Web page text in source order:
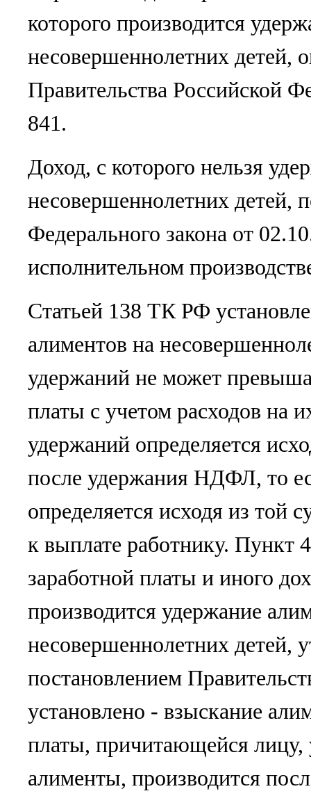
которого производится
несовершеннолетних детей,
Правительства Российской
841.
Доход, с которого нельзя
несовершеннолетних детей,
Федерального закона от
исполнительном
Статьей 138 ТК РФ
алиментов на
удержаний не может
платы с учетом расходов на
удержаний определяется
после удержания НДФЛ, то
определяется исходя из той
к выплате работнику. Пункт
заработной платы и иного
производится удержание
несовершеннолетних детей,
постановлением
установлено - взыскание
платы, причитающейся
алименты, производится